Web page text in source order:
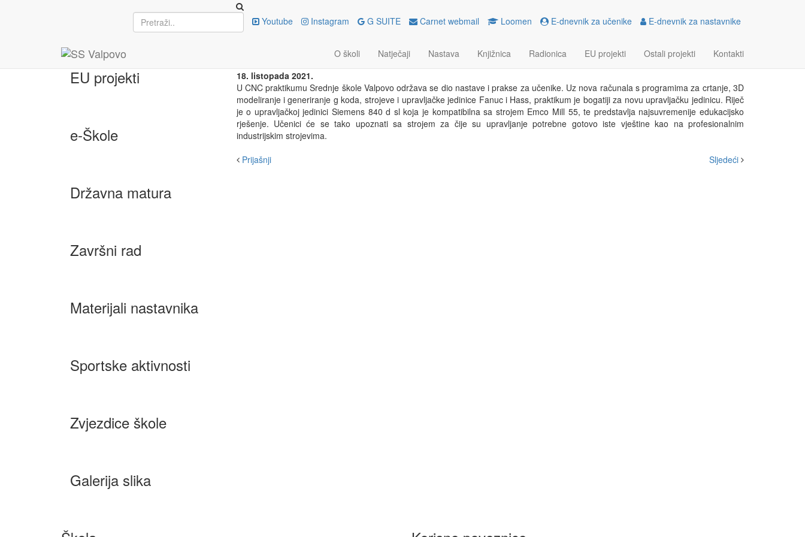
Youtube Instagram G SUITE Carnet webmail Loomen E-dnevnik za učenike E-dnevnik za nastavnike
O školi Natječaji Nastava Knjižnica Radionica EU projekti Ostali projekti Kontakti
EU projekti
e-Škole
Državna matura
Završni rad
Materijali nastavnika
Sportske aktivnosti
Zvjezdice škole
Galerija slika
NOVA UPRAVLJAČKA JEDINICA SIEMENS U CNC
PRAKTIKUMU ŠKOLE
18. listopada 2021.
U CNC praktikumu Srednje škole Valpovo održava se dio nastave i prakse za učenike. Uz nova računala s programima za crtanje, 3D
modeliranje i generiranje g koda, strojeve i upravljačke jedinice Fanuc i Hass, praktikum je bogatiji za novu upravljačku jedinicu. Riječ
je o upravljačkoj jedinici Siemens 840 d sl koja je kompatibilna sa strojem Emco Mill 55, te predstavlja najsuvremenije edukacijsko
rješenje. Učenici će se tako upoznati sa strojem za čije su upravljanje potrebne gotovo iste vještine kao na profesionalnim
industrijskim strojevima.
Prijašnji
Sljedeći